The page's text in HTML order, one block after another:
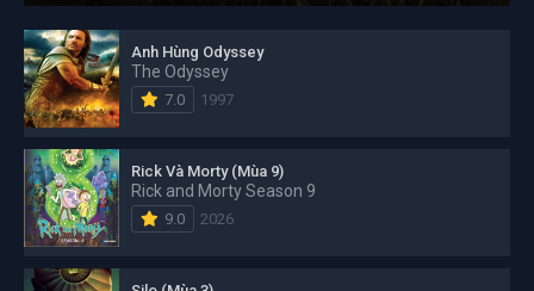
Anh Hùng Odyssey
The Odyssey
7.0 1997
Rick Và Morty (Mùa 9)
Rick and Morty Season 9
9.0 2026